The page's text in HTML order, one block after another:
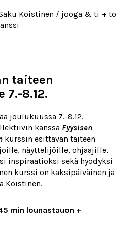
Saku Koistinen / jooga & ti + to
taiteen
8.12.
joulukuussa 7.-8.12.
kanssa Fyysisen
kurssin esittävän taiteen
näyttelijöille, ohjaajille,
inspiraatioksi sekä hyödyksi
kurssi on kaksipäiväinen ja
Koistinen.
min lounastauon +